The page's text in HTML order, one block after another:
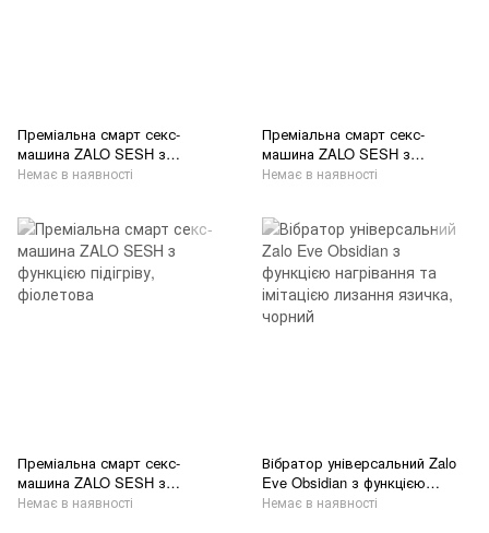
Преміальна смарт секс-
машина ZALO SESH з
функцією підігріву, зелена
Немає в наявності
Преміальна смарт секс-
машина ZALO SESH з
функцією підігріву, чорна
Немає в наявності
Преміальна смарт секс-
машина ZALO SESH з
функцією підігріву, фіолетова
Немає в наявності
Вібратор універсальний Zalo
Eve Obsidian з функцією
нагрівання та імітацією
Немає в наявності